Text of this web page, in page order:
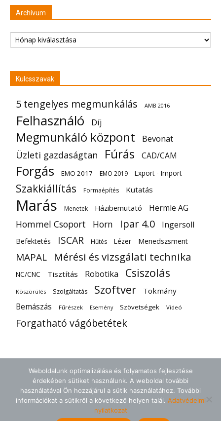
Archívum
Archívum
Kulcsszavak
5 tengelyes megmunkálás AMB 2016
Felhasználó Díj
Megmunkáló központ Bevonat
Üzleti gazdaságtan Fúrás CAD/CAM
Forgás EMO 2017 EMO 2019 Export - Import
Szakkiállítás Formaépítés Kutatás
Marás Menetek Házibemutató Hermle AG
Hommel Csoport Horn Ipar 4.0 Ingersoll
Befektetés ISCAR Hűtés Lézer Menedszsment
MAPAL Mérési és vizsgálati technika
NC/CNC Tisztítás Robotika Csiszolás
Köszörülés Szolgáltatás Szoftver Tokmány
Bemászás Fűrészek Esemény Szövetségek Videó
Forgatható vágóbetétek
Adatvédelem
Weboldalunk optimalizálása és folyamatos fejlesztése
érdekében sütiket használunk. A weboldal további
használatával Ön hozzájárul a sütik használatához. További
információkat a sütikről a következő helyen talál. Adatvédelmi
nyilatkozat